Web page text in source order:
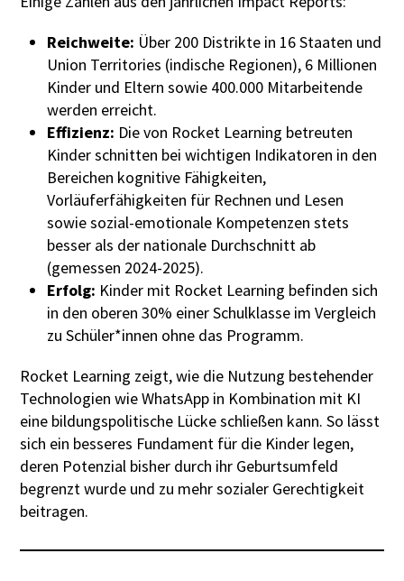
Reichweite: Über 200 Distrikte in 16 Staaten und
Union Territories (indische Regionen), 6 Millionen
Kinder und Eltern sowie 400.000 Mitarbeitende
werden erreicht.
Effizienz: Die von Rocket Learning betreuten
Kinder schnitten bei wichtigen Indikatoren in den
Bereichen kognitive Fähigkeiten,
Vorläuferfähigkeiten für Rechnen und Lesen
sowie sozial-emotionale Kompetenzen stets
besser als der nationale Durchschnitt ab
(gemessen 2024-2025).
Erfolg: Kinder mit Rocket Learning befinden sich
in den oberen 30% einer Schulklasse im Vergleich
zu Schüler*innen ohne das Programm.
Rocket Learning zeigt, wie die Nutzung bestehender
Technologien wie WhatsApp in Kombination mit KI
eine bildungspolitische Lücke schließen kann. So lässt
sich ein besseres Fundament für die Kinder legen,
deren Potenzial bisher durch ihr Geburtsumfeld
begrenzt wurde und zu mehr sozialer Gerechtigkeit
beitragen.